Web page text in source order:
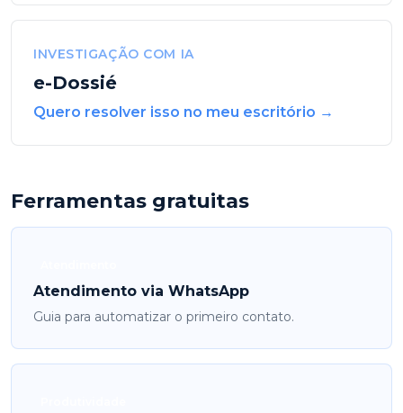
INVESTIGAÇÃO COM IA
e-Dossié
Quero resolver isso no meu escritório →
Ferramentas gratuitas
Atendimento via WhatsApp
Guia para automatizar o primeiro contato.